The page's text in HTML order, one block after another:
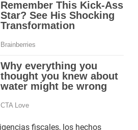
fiscales, los hechos